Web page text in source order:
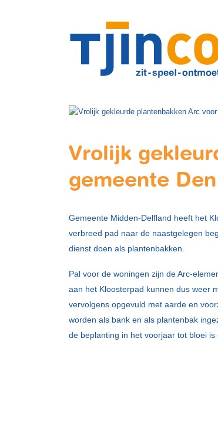
Vrolijk
gemeente
Gemeente Midden-Delfland heeft het
verbreed pad naar de naastgelegen
dienst doen als plantenbakken.
Pal voor de woningen zijn de Arc-
aan het Kloosterpad kunnen dus weer
vervolgens opgevuld met aarde en
worden als bank en als plantenbak
de beplanting in het voorjaar tot bloei is